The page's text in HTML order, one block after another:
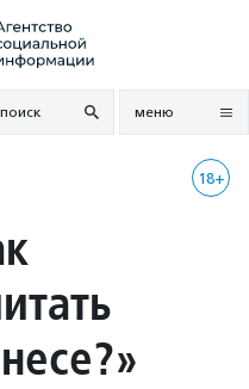
поиск меню
18+